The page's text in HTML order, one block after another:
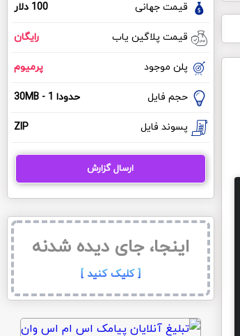
قیمت جهانی 100 دلار
قیمت پلاگین یاب رایگان
پلن موجود پرمیوم
حجم فایل حدودا 1 - 30MB
پسوند فایل ZIP
ارسال گزارش
اینجا، جای دیده شدنه
[ کلیک کنید ]